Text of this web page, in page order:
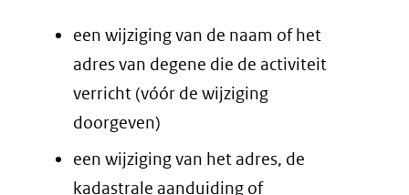
een wijziging van de naam of het
adres van degene die de activiteit
verricht (vóór de wijziging
doorgeven)
een wijziging van het adres, de
kadastrale aanduiding of